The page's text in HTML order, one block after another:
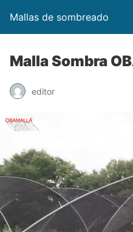
Mallas de sombreado
Malla Sombra
editor